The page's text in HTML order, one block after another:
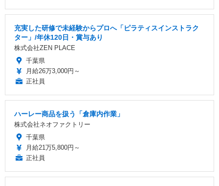
充実した研修で未経験からプロへ「ピラティスインストラク
ター」/年休120日・賞与あり
株式会社ZEN PLACE
千葉県
月給26万3,000円～
正社員
ハーレー商品を扱う「倉庫内作業」
株式会社ネオファクトリー
千葉県
月給21万5,800円～
正社員